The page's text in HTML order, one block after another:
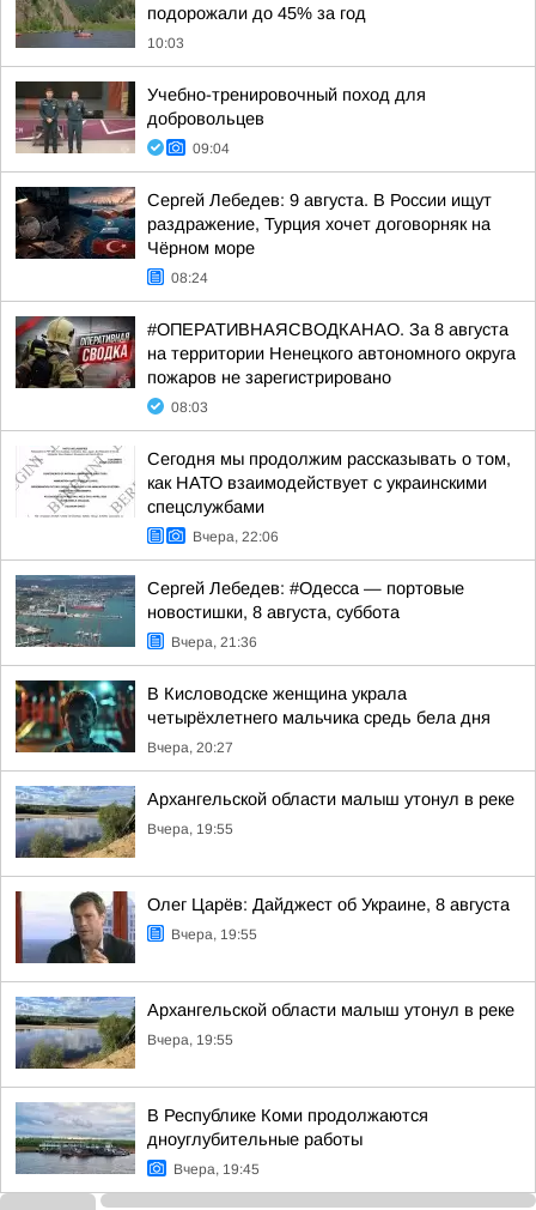
подорожали до 45% за год
10:03
Учебно-тренировочный поход для
добровольцев
09:04
Сергей Лебедев: 9 августа. В России ищут
раздражение, Турция хочет договорняк на
Чёрном море
08:24
#ОПЕРАТИВНАЯСВОДКАНАО. За 8 августа
на территории Ненецкого автономного округа
пожаров не зарегистрировано
08:03
Сегодня мы продолжим рассказывать о том,
как НАТО взаимодействует с украинскими
спецслужбами
Вчера, 22:06
Сергей Лебедев: #Одесса — портовые
новостишки, 8 августа, суббота
Вчера, 21:36
В Кисловодске женщина украла
четырёхлетнего мальчика средь бела дня
Вчера, 20:27
Архангельской области малыш утонул в реке
Вчера, 19:55
Олег Царёв: Дайджест об Украине, 8 августа
Вчера, 19:55
Архангельской области малыш утонул в реке
Вчера, 19:55
В Республике Коми продолжаются
дноуглубительные работы
Вчера, 19:45